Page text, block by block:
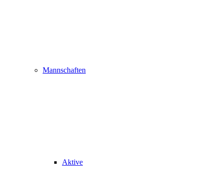
Mannschaften
Aktive